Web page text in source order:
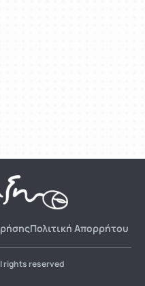
Πολιτική Απορρήτου
rights reserved